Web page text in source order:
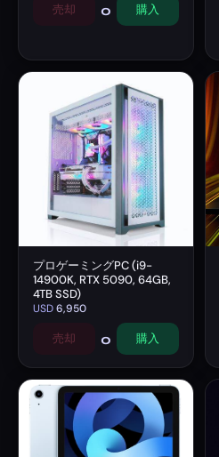
売却 0 購入
プロゲーミングPC (i9-
14900K, RTX 5090, 64GB,
4TB SSD)
USD6,950
売却 0 購入